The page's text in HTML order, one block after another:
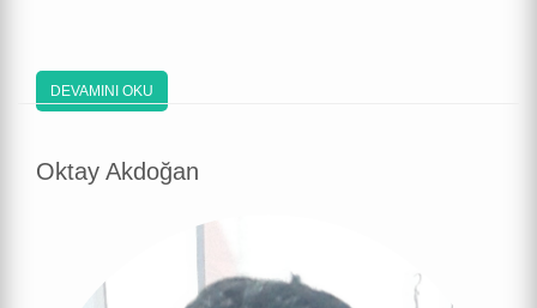
DEVAMINI OKU
Oktay Akdoğan